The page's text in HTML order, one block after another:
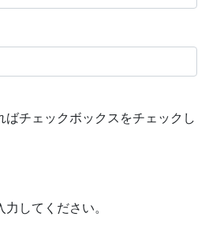
チェックボックスをチェックし
してください。